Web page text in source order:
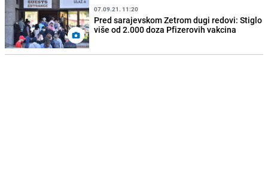
07.09.21. 11:20
Pred sarajevskom Zetrom dugi redovi: Stiglo
više od 2.000 doza Pfizerovih vakcina